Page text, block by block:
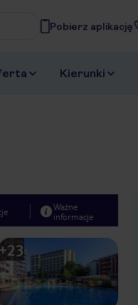
Pobierz aplikację
Kierunki
Ważne
informacje
Next slide
1/29
23